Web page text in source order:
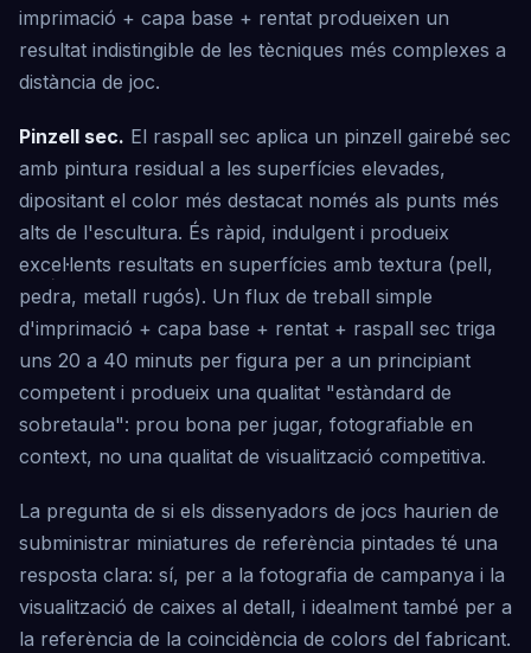
imprimació + capa base + rentat produeixen un
resultat indistingible de les tècniques més complexes a
distància de joc.
Pinzell sec. El raspall sec aplica un pinzell gairebé sec
amb pintura residual a les superfícies elevades,
dipositant el color més destacat només als punts més
alts de l'escultura. És ràpid, indulgent i produeix
excel·lents resultats en superfícies amb textura (pell,
pedra, metall rugós). Un flux de treball simple
d'imprimació + capa base + rentat + raspall sec triga
uns 20 a 40 minuts per figura per a un principiant
competent i produeix una qualitat "estàndard de
sobretaula": prou bona per jugar, fotografiable en
context, no una qualitat de visualització competitiva.
La pregunta de si els dissenyadors de jocs haurien de
subministrar miniatures de referència pintades té una
resposta clara: sí, per a la fotografia de campanya i la
visualització de caixes al detall, i idealment també per a
la referència de la coincidència de colors del fabricant.